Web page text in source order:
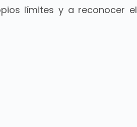
límites y a reconocer el